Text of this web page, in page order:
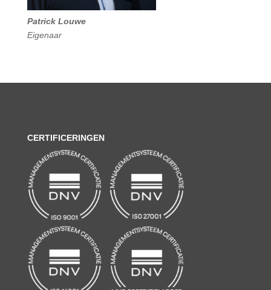
Patrick Louwe
Eigenaar
CERTIFICERINGEN